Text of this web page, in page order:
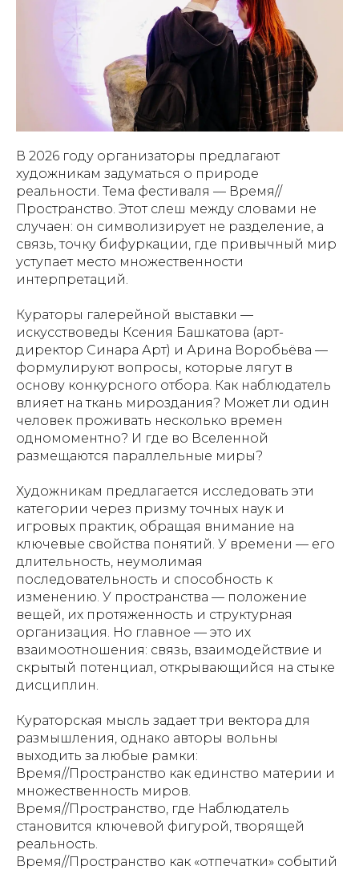
В 2026 году организаторы предлагают
художникам задуматься о природе
реальности. Тема фестиваля — Время//
Пространство. Этот слеш между словами не
случаен: он символизирует не разделение, а
связь, точку бифуркации, где привычный мир
уступает место множественности
интерпретаций.
Кураторы галерейной выставки —
искусствоведы Ксения Башкатова (арт-
директор Синара Арт) и Арина Воробьёва —
формулируют вопросы, которые лягут в
основу конкурсного отбора. Как наблюдатель
влияет на ткань мироздания? Может ли один
человек проживать несколько времен
одномоментно? И где во Вселенной
размещаются параллельные миры?
Художникам предлагается исследовать эти
категории через призму точных наук и
игровых практик, обращая внимание на
ключевые свойства понятий. У времени — его
длительность, неумолимая
последовательность и способность к
изменению. У пространства — положение
вещей, их протяженность и структурная
организация. Но главное — это их
взаимоотношения: связь, взаимодействие и
скрытый потенциал, открывающийся на стыке
дисциплин.
Кураторская мысль задает три вектора для
размышления, однако авторы вольны
выходить за любые рамки:
Время//Пространство как единство материи и
множественность миров.
Время//Пространство, где Наблюдатель
становится ключевой фигурой, творящей
реальность.
Время//Пространство как «отпечатки» событий